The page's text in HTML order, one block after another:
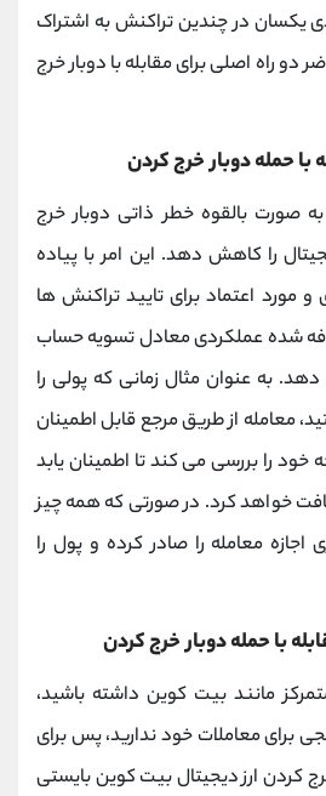
یکسان در چندین تراکنش به اشتراک
راه اصلی برای مقابله با دوبار خرج
با حمله دوبار خرج کردن
صورت بالقوه خطر ذاتی دوبار خرج
را کاهش دهد. این امر با پیاده
اعتماد برای تایید تراکنش ها
شده عملکردی معادل تسویه حساب
به عنوان مثال زمانی که پولی را
معامله از طریق مرجع قابل اطمینان
را بررسی می کند تا اطمینان یابد
خواهد کرد. در صورتی که همه چیز
معامله را صادر کرده و پول را
با حمله دوبار خرج کردن
مانند بیت کوین داشته باشید،
برای معاملات خود ندارید، پس برای
کردن ارز دیجیتال بیت کوین بایستی